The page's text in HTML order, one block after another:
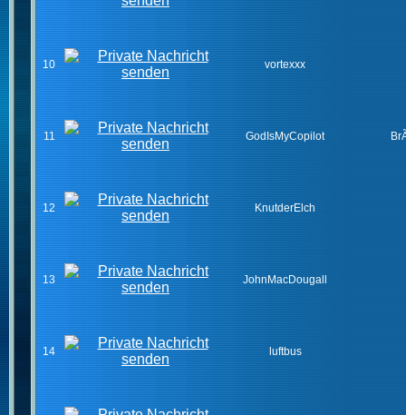
10 vortexxx
11 GodIsMyCopilot
12 KnutderElch
13 JohnMacDougall
14 luftbus